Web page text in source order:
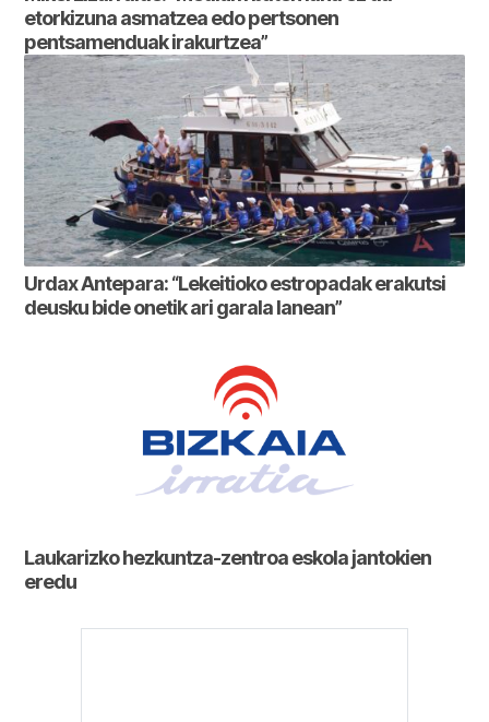
etorkizuna asmatzea edo pertsonen
pentsamenduak irakurtzea”
Urdax Antepara: “Lekeitioko estropadak erakutsi
deusku bide onetik ari garala lanean”
Laukarizko hezkuntza-zentroa eskola jantokien
eredu